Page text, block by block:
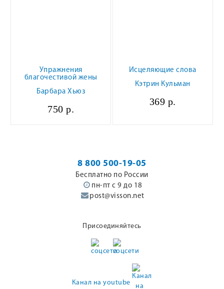
Упражнения
благочестивой жены
Барбара Хьюз
750 р.
Исцеляющие слова
Кэтрин Кульман
369 р.
8 800 500-19-05
Бесплатно по России
пн-пт с 9 до 18
post@visson.net
Присоединяйтесь
Канал на youtube